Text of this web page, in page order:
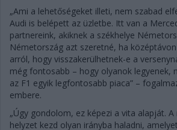
„Ami a lehetőségeket illeti, nem szabad
Audi is belépett az üzletbe. Itt van a
partnereink, akiknek a székhelye
Németország azt szeretné, ha
arról, hogy visszakerülhetnek-e a
még fontosabb – hogy olyanok legyenek,
az F1 egyik legfontosabb piaca” –
embere.
„Úgy gondolom, ez képezi a vita alapját.
helyzet kezd olyan irányba haladni,